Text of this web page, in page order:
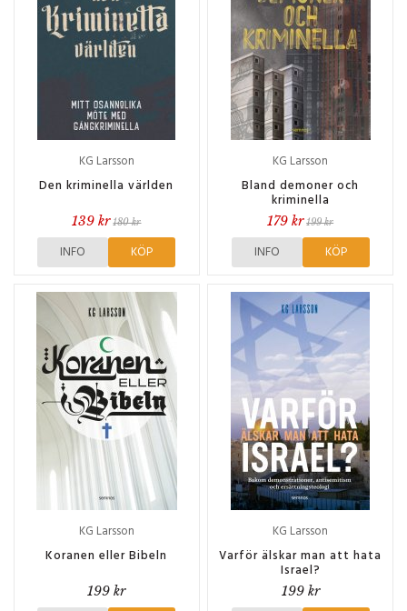
KG Larsson
Den kriminella världen
139 kr 180 kr
INFO KÖP
KG Larsson
Bland demoner och
kriminella
179 kr 199 kr
INFO KÖP
KG Larsson
Koranen eller Bibeln
199 kr
KG Larsson
Varför älskar man att hata
Israel?
199 kr